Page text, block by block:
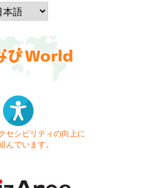
セシビリティの向上に
んでいます。